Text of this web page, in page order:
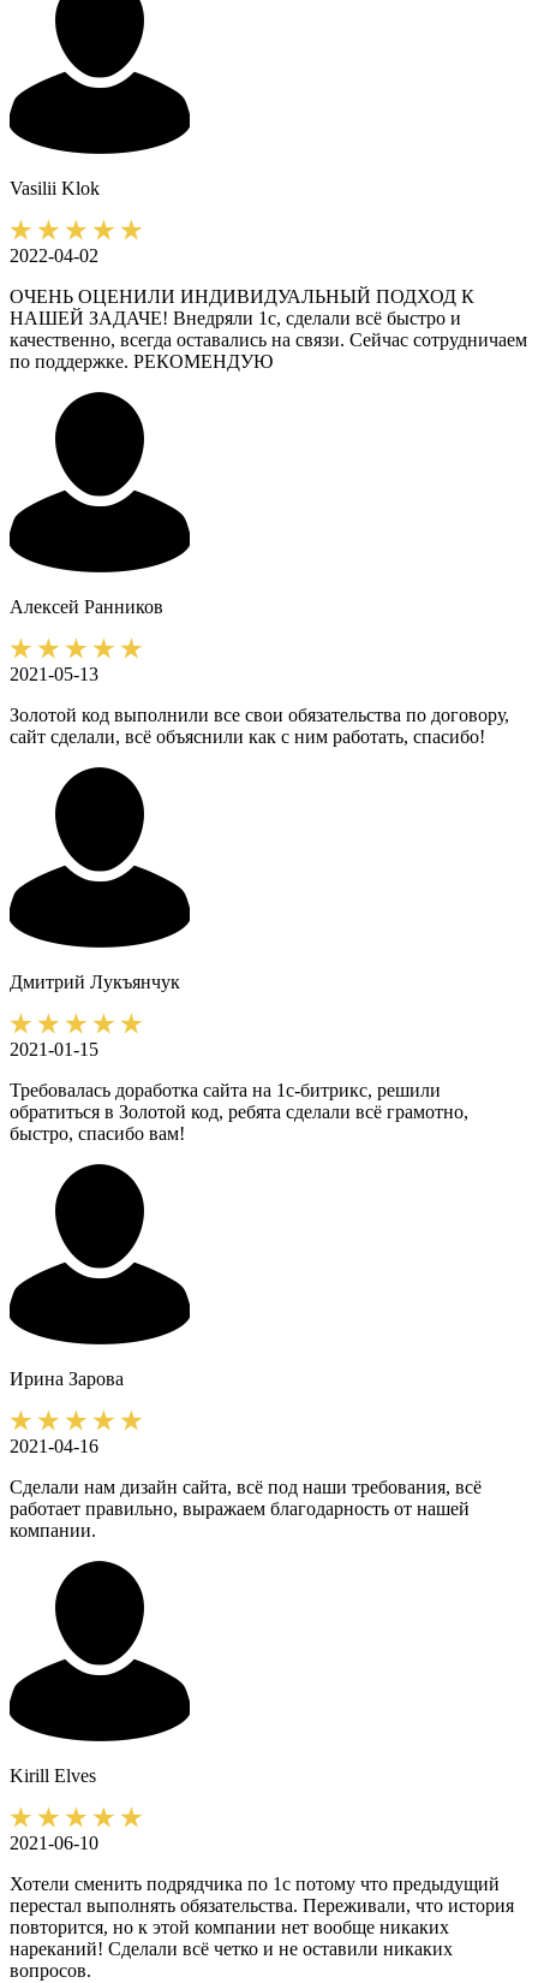
Vasilii Klok
2022-04-02
ОЧЕНЬ ОЦЕНИЛИ ИНДИВИДУАЛЬНЫЙ ПОДХОД К
НАШЕЙ ЗАДАЧЕ! Внедряли 1с, сделали всё быстро и
качественно, всегда оставались на связи. Сейчас сотрудничаем
по поддержке. РЕКОМЕНДУЮ
Алексей Ранников
2021-05-13
Золотой код выполнили все свои обязательства по договору,
сайт сделали, всё объяснили как с ним работать, спасибо!
Дмитрий Лукъянчук
2021-01-15
Требовалась доработка сайта на 1с-битрикс, решили
обратиться в Золотой код, ребята сделали всё грамотно,
быстро, спасибо вам!
Ирина Зарова
2021-04-16
Сделали нам дизайн сайта, всё под наши требования, всё
работает правильно, выражаем благодарность от нашей
компании.
Kirill Elves
2021-06-10
Хотели сменить подрядчика по 1с потому что предыдущий
перестал выполнять обязательства. Переживали, что история
повторится, но к этой компании нет вообще никаких
нареканий! Сделали всё четко и не оставили никаких
вопросов.